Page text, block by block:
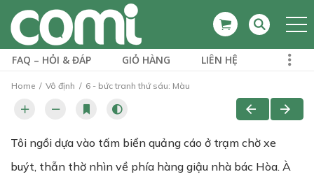
FAQ – HỎI & ĐÁP GIỎ HÀNG LIÊN HỆ
Home Vô định 6 - bức tranh thứ sáu: Màu
Tôi ngồi dựa vào tấm biển quảng cáo ở trạm chờ xe
buýt, thẫn thờ nhìn về phía hàng giậu nhà bác Hòa. À